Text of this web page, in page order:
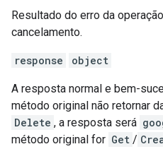
Resultado do erro da
cancelamento.
response object
A resposta normal e bem-
método original não retornar
Delete , a resposta será
método original for Get /